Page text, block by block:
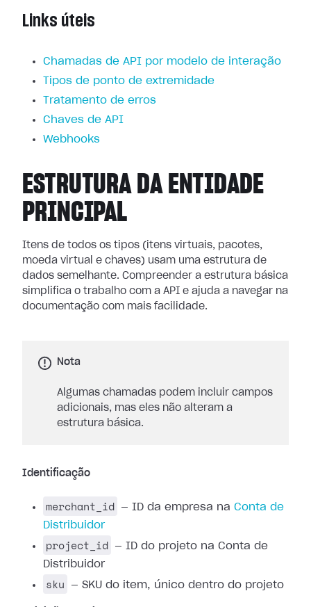
Links úteis
Chamadas de API por modelo de interação
Tipos de ponto de extremidade
Tratamento de erros
Chaves de API
Webhooks
ESTRUTURA DA ENTIDADE
PRINCIPAL
Itens de todos os tipos (itens virtuais, pacotes,
moeda virtual e chaves) usam uma estrutura de
dados semelhante. Compreender a estrutura básica
simplifica o trabalho com a API e ajuda a navegar na
documentação com mais facilidade.
Nota
Algumas chamadas podem incluir campos
adicionais, mas eles não alteram a
estrutura básica.
Identificação
merchant_id — ID da empresa na Conta de
Distribuidor
project_id
— ID do projeto na Conta de
Distribuidor
sku — SKU do item, único dentro do projeto